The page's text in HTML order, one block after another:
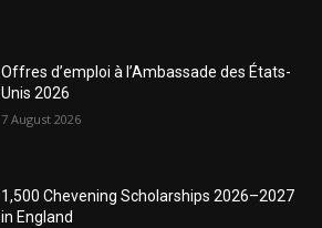
Offres d’emploi à l’Ambassade des États-
Unis 2026
7 August 2026
1,500 Chevening Scholarships 2026–2027
in England